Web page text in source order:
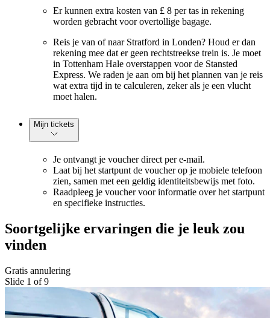
Er kunnen extra kosten van £ 8 per tas in rekening
worden gebracht voor overtollige bagage.
Reis je van of naar Stratford in Londen? Houd er dan
rekening mee dat er geen rechtstreekse trein is. Je moet
in Tottenham Hale overstappen voor de Stansted
Express. We raden je aan om bij het plannen van je reis
wat extra tijd in te calculeren, zeker als je een vlucht
moet halen.
Mijn tickets
Je ontvangt je voucher direct per e-mail.
Laat bij het startpunt de voucher op je mobiele telefoon
zien, samen met een geldig identiteitsbewijs met foto.
Raadpleeg je voucher voor informatie over het startpunt
en specifieke instructies.
Soortgelijke ervaringen die je leuk zou
vinden
Gratis annulering
Slide 1 of 9